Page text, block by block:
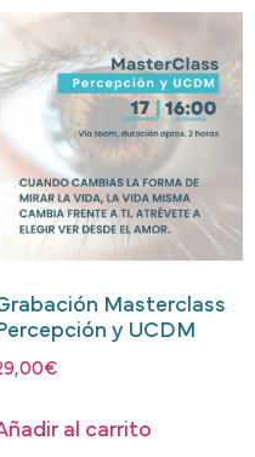
Masterclass
y UCDM
€
al carrito